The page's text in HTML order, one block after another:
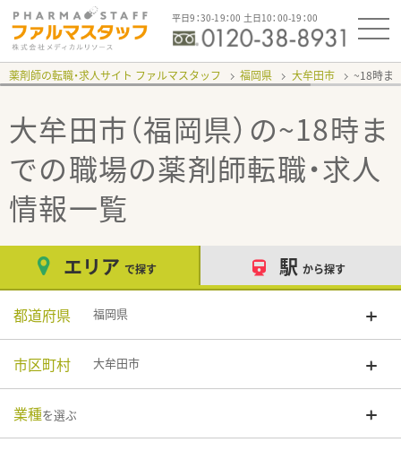
平日9：30-19：00 土日10：00-19：00
薬剤師の転職・求人サイト ファルマスタッフ 福岡県 大牟田市 ~18時ま
大牟田市（福岡県）の~18時ま
での職場の薬剤師転職・求人
情報一覧
エリア で探す 駅 から探す
都道府県 福岡県
市区町村 大牟田市
業種を選ぶ